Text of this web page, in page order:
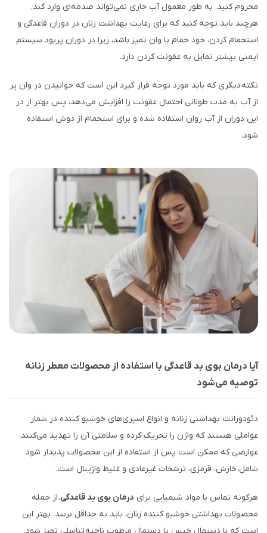
محروم کنید. به طور معمول آب جاری نمی‌­تواند صدمه‌­ای وارد کند.
هرچند باید توجه کنید که برای رعایت بهداشت زنان در دوران قاعدگی و
استحمام کردن، خود حمام یا وان تمیز باشد، زیرا در دوران پریود سیستم
ایمنی بیش­تر تمایل به عفونت کردن دارد.
نکته­ دیگری که باید مورد توجه قرار گیرد این است که خوابیدن در وان پر
از آب به مدت طولانی احتمال عفونت را افزایش می‌­دهد، پس بهتر از در
این دوران از آب روان استفاده شده و برای استحمام از دوش استفاده
شود.
آیا درمان بوی بد قاعدگی با استفاده از محصولات معطر زنانه
توصیه می‌شود
دئودورانت بهداشتی زنانه و انواع اسپری­‌‌های خوشبو کننده در شمار
عواملی هستند که واژن را تحریک کرده و سلامتی آن را تهدید می‌کنند.
عوارضی که ممکن است پس از استفاده از این محصولات پدیدار شود
شامل، خارش، قرمزی، ترشحات غیرعادی و غلیظ واژینال است.
هرگونه تماس با مواد شیمیایی برای درمان بوی بد قاعدگی، از جمله
محصولات بهداشتی خوشبو کننده زنان، باید به حداقل برسد. بهتر این